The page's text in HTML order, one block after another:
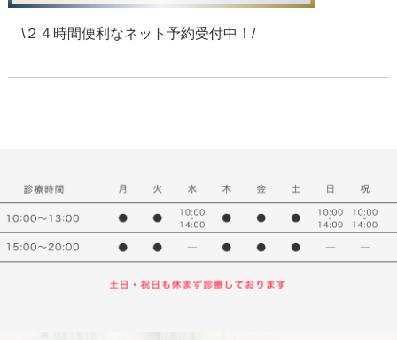
\２４時間便利なネット予約受付中！/